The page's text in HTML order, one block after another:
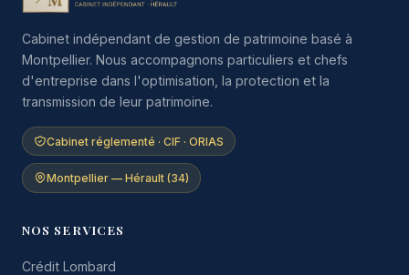
Cabinet indépendant de gestion de patrimoine basé à
Montpellier. Nous accompagnons particuliers et chefs
d'entreprise dans l'optimisation, la protection et la
transmission de leur patrimoine.
Cabinet réglementé · CIF · ORIAS
Montpellier — Hérault (34)
NOS SERVICES
Crédit Lombard